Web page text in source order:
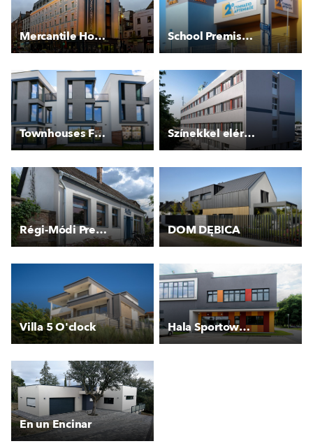
Mercantile Hotel School Premises - Artemida, Greece
Townhouses F - Top´rezidence Pomezí II. Színekkel elért változatosság
Régi-Módi Presszó DOM DĘBICA
Villa 5 O'clock Hala Sportowa OSiR Bemowo
En un Encinar